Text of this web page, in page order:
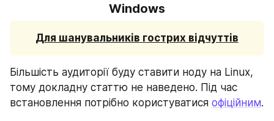
Windows
Для шанувальників гострих відчуттів
Більшість аудиторії буду ставити ноду на Linux,
тому докладну статтю не наведено. Під час
встановлення потрібно користуватися офіційним.